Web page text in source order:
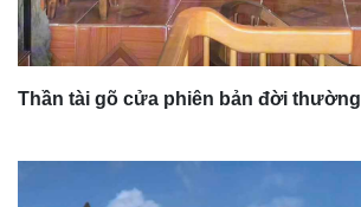
Thần tài gõ cửa phiên bản đời thường